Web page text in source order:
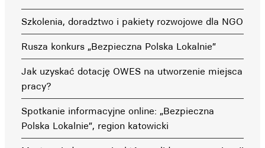
Szkolenia, doradztwo i pakiety rozwojowe dla NGO
Rusza konkurs „Bezpieczna Polska Lokalnie”
Jak uzyskać dotację OWES na utworzenie miejsca
pracy?
Spotkanie informacyjne online: „Bezpieczna
Polska Lokalnie”, region katowicki